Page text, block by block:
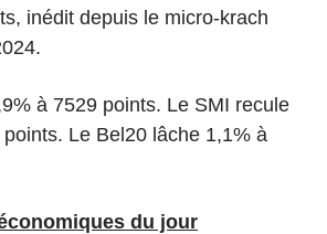
inédit depuis le micro-krach
à 7529 points. Le SMI recule
Le Bel20 lâche 1,1% à
du jour